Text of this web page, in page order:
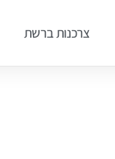
צרכנות ברשת